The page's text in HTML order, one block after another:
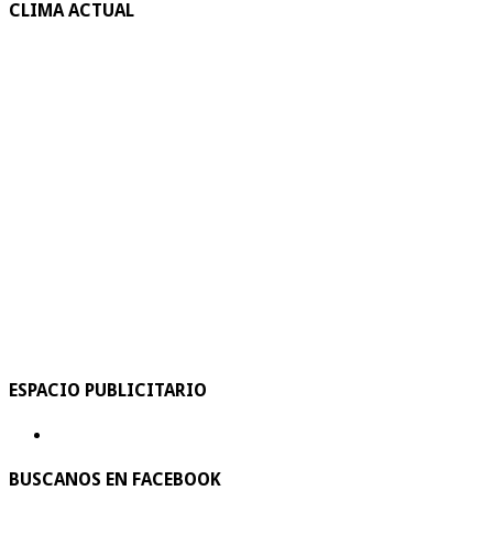
CLIMA ACTUAL
ESPACIO PUBLICITARIO
BUSCANOS EN FACEBOOK